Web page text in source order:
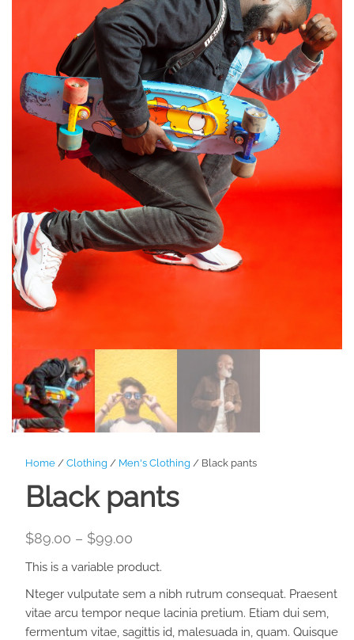
Home/ Clothing / Men's Clothing / Black pants
Black pants
$89.00 – $99.00Price
range:
through
$99.00
This is a variable product.
Nteger vulputate sem a nibh rutrum consequat. Praesent
vitae arcu tempor neque lacinia pretium. Etiam dui sem,
fermentum vitae, sagittis id, malesuada in, quam. Quisque